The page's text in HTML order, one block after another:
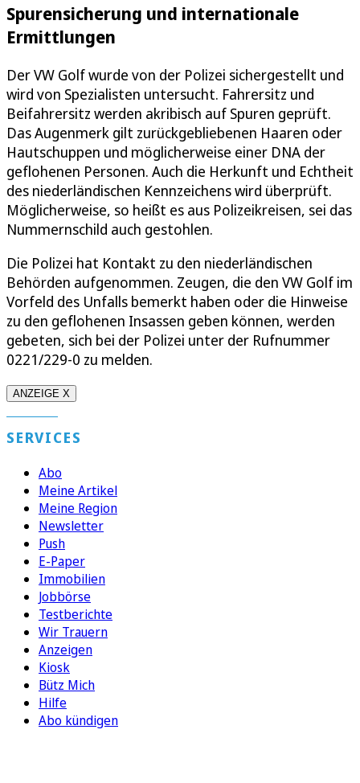
Spurensicherung und internationale
Ermittlungen
Der VW Golf wurde von der Polizei sichergestellt und
wird von Spezialisten untersucht. Fahrersitz und
Beifahrersitz werden akribisch auf Spuren geprüft.
Das Augenmerk gilt zurückgebliebenen Haaren oder
Hautschuppen und möglicherweise einer DNA der
geflohenen Personen. Auch die Herkunft und Echtheit
des niederländischen Kennzeichens wird überprüft.
Möglicherweise, so heißt es aus Polizeikreisen, sei das
Nummernschild auch gestohlen.
Die Polizei hat Kontakt zu den niederländischen
Behörden aufgenommen. Zeugen, die den VW Golf im
Vorfeld des Unfalls bemerkt haben oder die Hinweise
zu den geflohenen Insassen geben können, werden
gebeten, sich bei der Polizei unter der Rufnummer
0221/229-0 zu melden.
ANZEIGE X
SERVICES
Abo
Meine Artikel
Meine Region
Newsletter
Push
E-Paper
Immobilien
Jobbörse
Testberichte
Wir Trauern
Anzeigen
Kiosk
Bütz Mich
Hilfe
Abo kündigen